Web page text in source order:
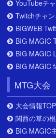
YouTubeチ
Twitchチャ
BIGWEB
BIG MAGIC
BIG MAGIC
BIG MAGIC
MTG大会
大会情報TOP
関西の草の
BIG MAGIC